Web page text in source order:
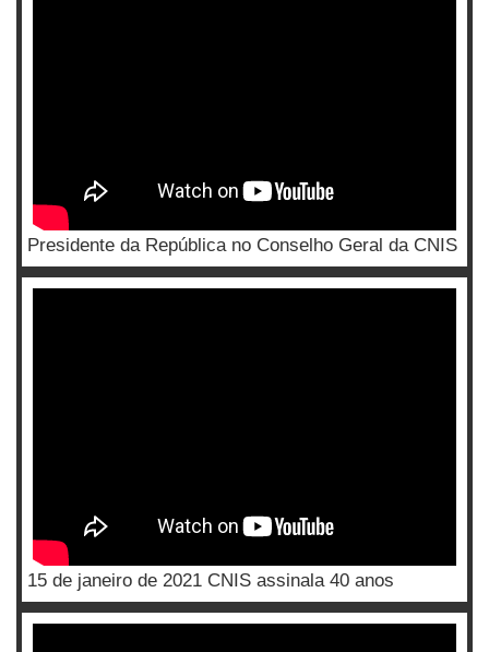
Presidente da República no Conselho Geral da CNIS
15 de janeiro de 2021 CNIS assinala 40 anos